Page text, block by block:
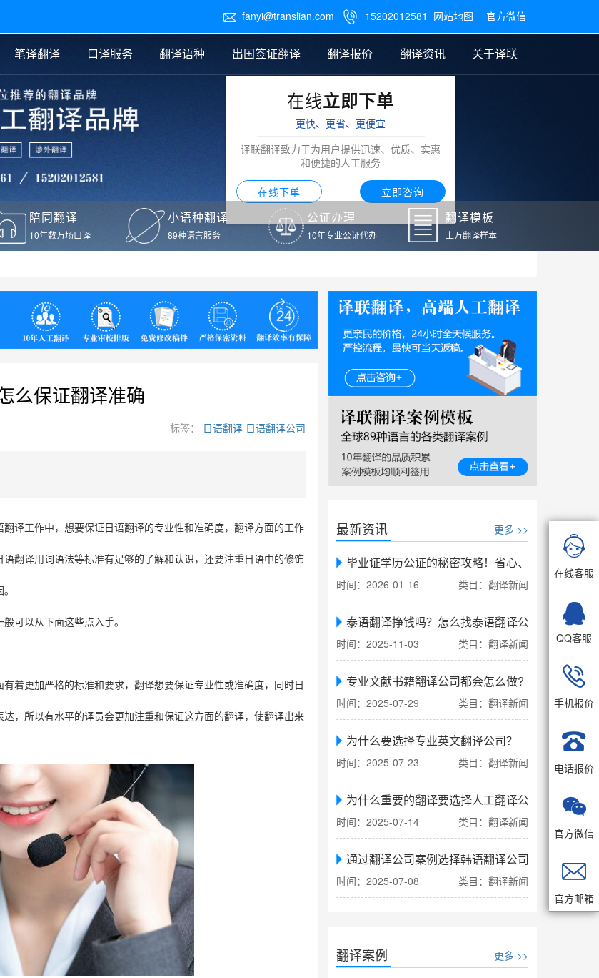
 fanyi@translian.com  15202012581 网站地图 官方微信
笔译翻译
法律翻译 说明书翻译 图纸翻译
口译服务
同声传译
翻译语种
老挝语翻译 泰语翻译
葡萄牙语翻译
出国签证翻译
翻译
文版翻
翻译报价
笔译翻译报价
证件翻译报价
翻译资讯
公证样本
签证翻译
闻
关于译联
在线立即下单
更快、更省、更便宜
译联翻译致力于为用户提供迅速、优质、实惠
和便捷的人工服务
在线下单 立即咨询
陪同翻译
10年数万场口译
小语种翻译
89种语言服务
公证办理
10年专业公证代办
翻译模板
上万翻译样本
么保证翻译准确
标签： 日语翻译日语翻译公司
译工作中，想要保证日语翻译的专业性和准确度，翻译方面的工作
翻译用词语法等标准有足够的了解和认识，还要注重日语中的修饰
可以从下面这些点入手。
着更加严格的标准和要求，翻译想要保证专业性或准确度，同时日
，所以有水平的译员会更加注重和保证这方面的翻译，使翻译出来
最新资讯 更多 >>
毕业证学历公证的秘密攻略！省心、省力、省时
时间：2026-01-16 类目：翻译新闻
泰语翻译挣钱吗？怎么找泰语翻译公司翻译
时间：2025-11-03 类目：翻译新闻
专业文献书籍翻译公司都会怎么做?
时间：2025-07-29 类目：翻译新闻
为什么要选择专业英文翻译公司？
时间：2025-07-23 类目：翻译新闻
为什么重要的翻译要选择人工翻译公司
时间：2025-07-14 类目：翻译新闻
通过翻译公司案例选择韩语翻译公司
时间：2025-07-08 类目：翻译新闻
翻译案例 更多 >>

在线客服

QQ客服

手机报价

电话报价

官方微信

官方邮箱